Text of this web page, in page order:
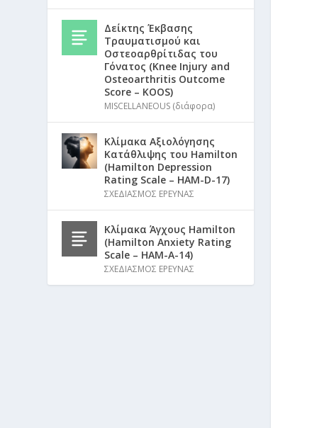
Δείκτης Έκβασης
Τραυματισμού και
Οστεοαρθρίτιδας του
Γόνατος (Knee Injury and
Osteoarthritis Outcome
Score – KOOS)
MISCELLANEOUS (διάφορα)
Κλίμακα Αξιολόγησης
Κατάθλιψης του Hamilton
(Hamilton Depression
Rating Scale – HAM-D-17)
ΣΧΕΔΙΑΣΜΟΣ ΕΡΕΥΝΑΣ
Κλίμακα Άγχους Hamilton
(Hamilton Anxiety Rating
Scale – HAM-A-14)
ΣΧΕΔΙΑΣΜΟΣ ΕΡΕΥΝΑΣ